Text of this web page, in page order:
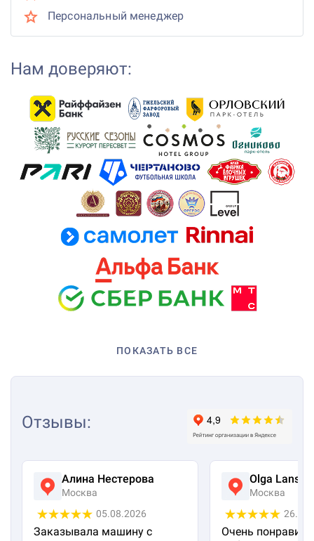
Персональный менеджер
Нам доверяют:
ПОКАЗАТЬ ВСЕ
Отзывы:
Алина Нестерова
Москва
05.08.2026
Заказывала машину с
Olga
Москва
Очень